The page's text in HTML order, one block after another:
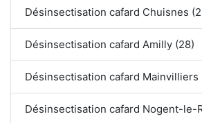
Désinsectisation cafard Chuisnes
Désinsectisation cafard Amilly (28)
Désinsectisation cafard Mainvilliers
Désinsectisation cafard Nogent-le-